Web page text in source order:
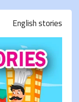
English stories